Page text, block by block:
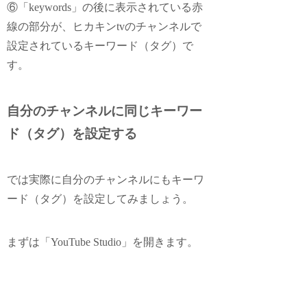
⑥「keywords」の後に表示されている赤
線の部分が、ヒカキンtvのチャンネルで
設定されているキーワード（タグ）で
す。
自分のチャンネルに同じキーワー
ド（タグ）を設定する
では実際に自分のチャンネルにもキーワ
ード（タグ）を設定してみましょう。
まずは「YouTube Studio」を開きます。